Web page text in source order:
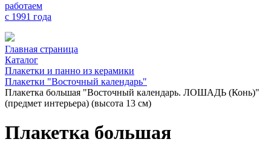
работаем
с 1991 года
Главная страница
Каталог
Плакетки и панно из керамики
Плакетки "Восточный календарь"
Плакетка большая "Восточный календарь. ЛОШАДЬ (Конь)"
(предмет интерьера) (высота 13 см)
Плакетка большая